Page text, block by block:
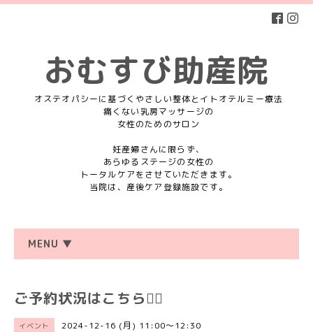
おむすび助産院
オステオパシーに基づくやさしい整体とイトオテルミー療法
痛くない乳房マッサージの
女性のためのサロン
妊産婦さんに限らず、
あらゆるステージの女性の
トータルケアをさせていただきます。
当院は、産後ケア登録施設です。
MENU ▼
ご予約状況はこちら💁‍♀️
イベント 2024-12-16 (月) 11:00～12:30